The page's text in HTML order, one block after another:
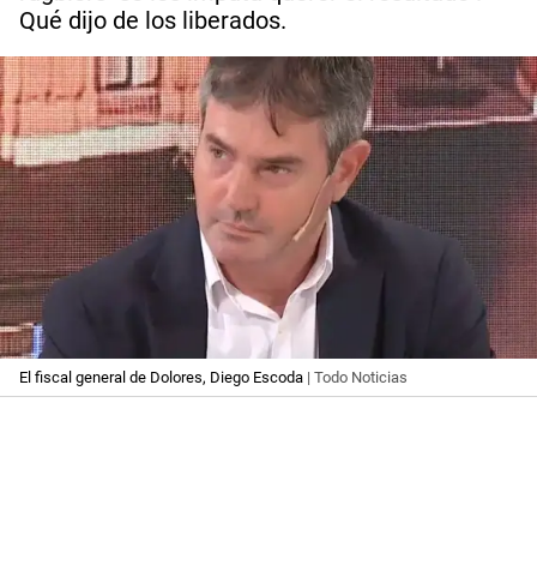
Qué dijo de los liberados.
El fiscal general de Dolores, Diego Escoda | Todo Noticias